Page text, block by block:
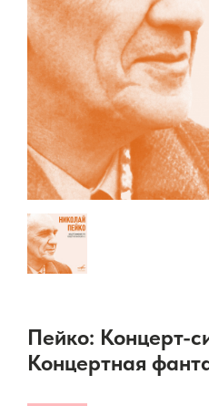
Пейко: Концерт-
Концертная